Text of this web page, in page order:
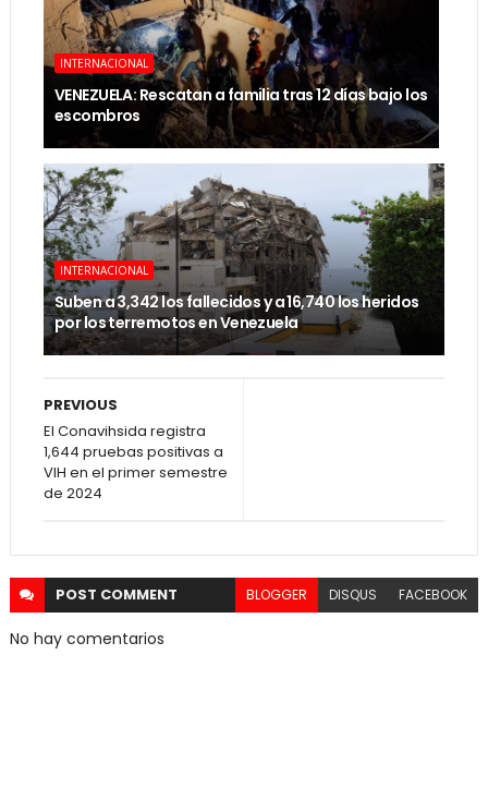
INTERNACIONAL
VENEZUELA: Rescatan a familia tras 12 días bajo los
escombros
INTERNACIONAL
Suben a 3,342 los fallecidos y a 16,740 los heridos
por los terremotos en Venezuela
PREVIOUS
El Conavihsida registra
1,644 pruebas positivas a
VIH en el primer semestre
de 2024
POST COMMENT BLOGGER DISQUS FACEBOOK
No hay comentarios